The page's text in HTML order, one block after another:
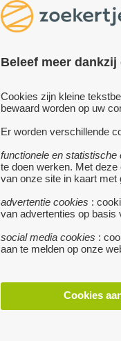
Beleef meer
Cookies zijn kleine
bewaard worden op uw
Er worden verschillende
functionele en statistische
te doen werken. Met
van onze site in kaart met
advertentie cookies :
van advertenties op basis
social media cookies :
aan te melden op onze
Cookies
mijn zoekertjes
websites :
www.startpagina.be
www.koken.be